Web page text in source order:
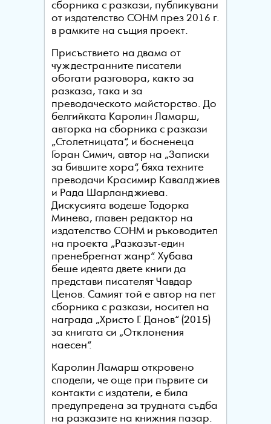
сборника с разкази, публикувани
от издателство СОНМ през 2016 г.
в рамките на същия проект.
Присъствието на двама от
чуждестранните писатели
обогати разговора, както за
разказа, така и за
преводаческото майсторство. До
белгийката Каролин Ламарш,
авторка на сборника с разкази
„Столетницата“, и босненеца
Горан Симич, автор на „Записки
за бившите хора“, бяха техните
преводачи Красимир Кавалджиев
и Рада Шарланджиева.
Дискусията водеше Тодорка
Минева, главен редактор на
издателство СОНМ и ръководител
на проекта „Разказът-един
пренебрегнат жанр“. Хубава
беше идеята двете книги да
представи писателят Чавдар
Ценов. Самият той е автор на пет
сборника с разкази, носител на
награда „Христо Г. Данов“ (2015)
за книгата си „Отклонения
наесен“.
Каролин Ламарш откровено
сподели, че още при първите си
контакти с издатели, е била
предупредена за трудната съдба
на разказите на книжния пазар.